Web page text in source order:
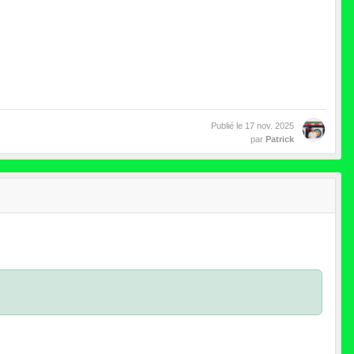
Publié le 17 nov. 2025
par Patrick